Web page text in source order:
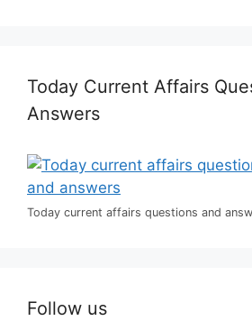
Today Current Affairs
Answers
Today current affairs questions and
Follow us